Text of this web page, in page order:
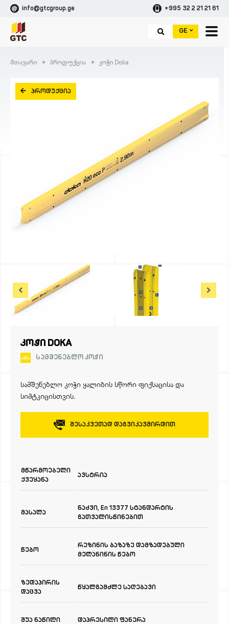
info@gtcgroup.ge +995 32 2 21 21 61
GE
Მთავარი Პროდუქცია Კოჭი Doka
ᲞᲠᲝᲓᲣᲥᲪᲘᲐ
ᲙᲝᲭᲘ DOKA
ᲡᲐᲛᲨᲔᲜᲔᲑᲚᲝ ᲙᲝᲭᲘ
სამშენებლო კოჭი ყალიბის სწორი ფიქსაცისა და
სიმტკიცისთვის.
Შესაკვეთად Დაგვიკავშირდით
მწარმოებელი
ქვეყანა
ავსტრია
მასალა
ნაძვი, En 13377 სტანდარტის
გათვალისწინებით
წებო
რეზინის ბაზაზე დამზადებული
მელანინის წებო
ზედაპირის
დაცვა
წყალგამძლე საღებავი
შუა ნაწილი დაპრესილი ფანერა